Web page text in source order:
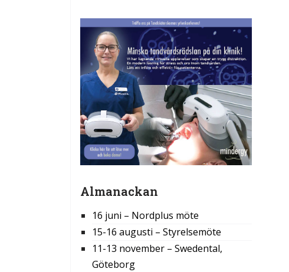
Högskolor
Landsting
Övrigt
Almanackan
16 juni – Nordplus möte
15-16 augusti – Styrelsemöte
11-13 november – Swedental,
Göteborg